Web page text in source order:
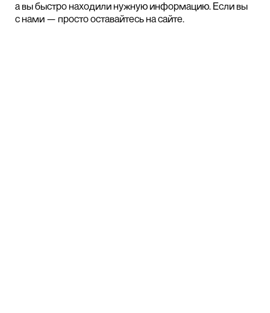
а вы быстро находили нужную информацию. Если вы
с нами — просто оставайтесь на сайте.